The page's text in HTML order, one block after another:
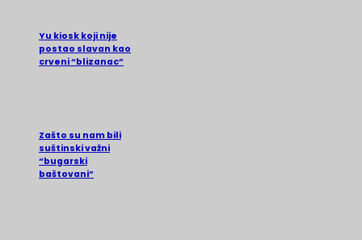
Yu kiosk koji nije
postao slavan kao
crveni “blizanac”
Zašto su nam bili
suštinski važni
“bugarski
baštovani”